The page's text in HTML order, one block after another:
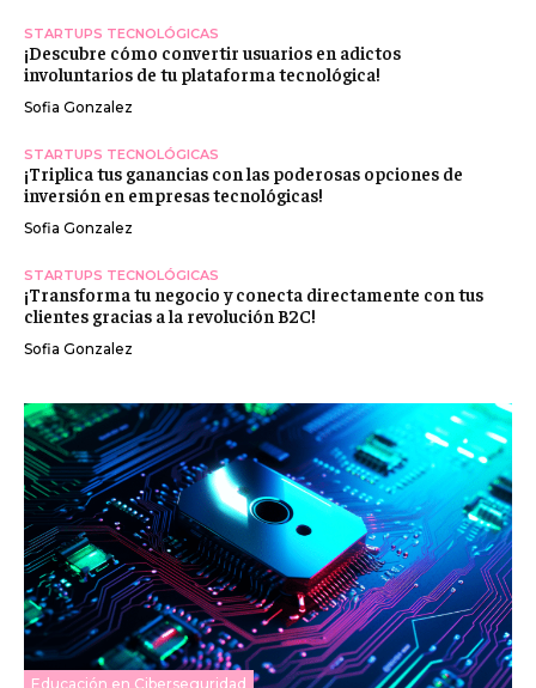
STARTUPS TECNOLÓGICAS
¡Descubre cómo convertir usuarios en adictos
involuntarios de tu plataforma tecnológica!
Sofia Gonzalez
STARTUPS TECNOLÓGICAS
¡Triplica tus ganancias con las poderosas opciones de
inversión en empresas tecnológicas!
Sofia Gonzalez
STARTUPS TECNOLÓGICAS
¡Transforma tu negocio y conecta directamente con tus
clientes gracias a la revolución B2C!
Sofia Gonzalez
Educación en Ciberseguridad